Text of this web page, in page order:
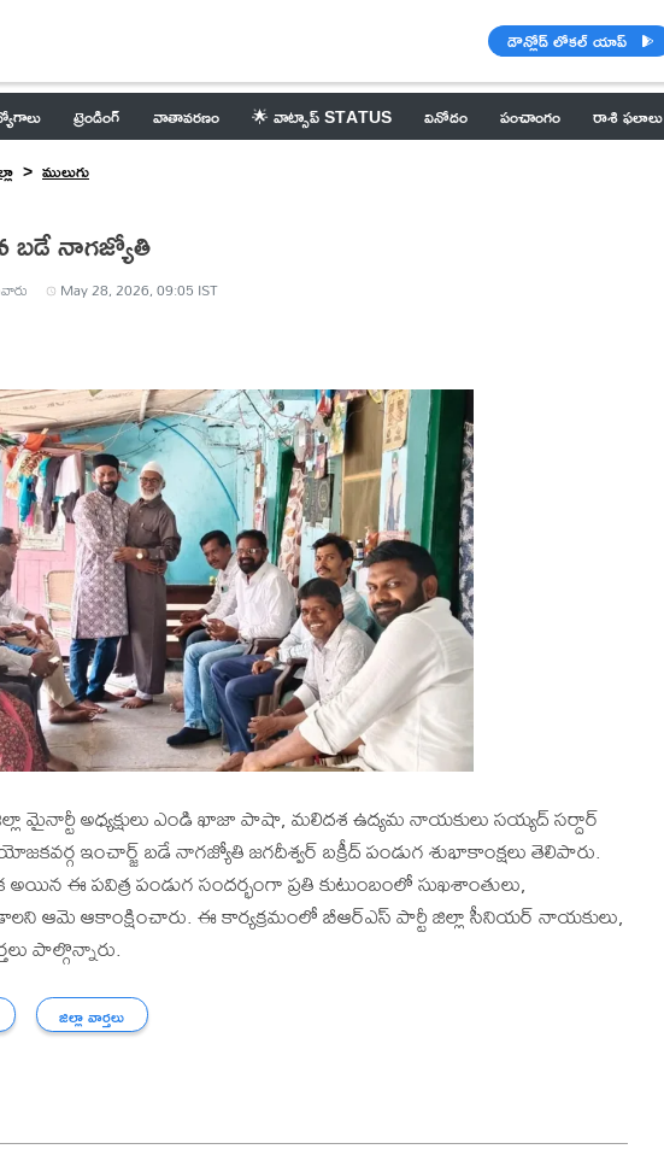
డౌన్లోడ్ లోకల్ యాప్
ట్రెండింగ్ వాతావరణం 🌟 వాట్సాప్ STATUS వినోదం పంచాంగం రాశి ఫలాలు
ములుగు
బడే నాగజ్యోతి
May 28, 2026, 09:05 IST
మైనార్టీ అధ్యక్షులు ఎండి ఖాజా పాషా, మలిదశ ఉద్యమ నాయకులు సయ్యద్ సర్దార్
ఇంచార్జ్ బడే నాగజ్యోతి జగదీశ్వర్ బక్రీద్ పండుగ శుభాకాంక్షలు తెలిపారు.
ఈ పవిత్ర పండుగ సందర్భంగా ప్రతి కుటుంబంలో సుఖశాంతులు,
ఆమె ఆకాంక్షించారు. ఈ కార్యక్రమంలో బీఆర్ఎస్ పార్టీ జిల్లా సీనియర్ నాయకులు,
పాల్గొన్నారు.
జిల్లా వార్తలు